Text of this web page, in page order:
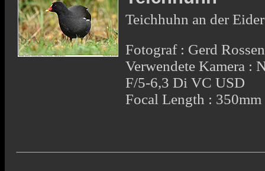
Teichhuhn an der
Fotograf : Gerd Rossen
Verwendete Kamera :
F/5-6,3 Di VC USD
Focal Length : 350mm